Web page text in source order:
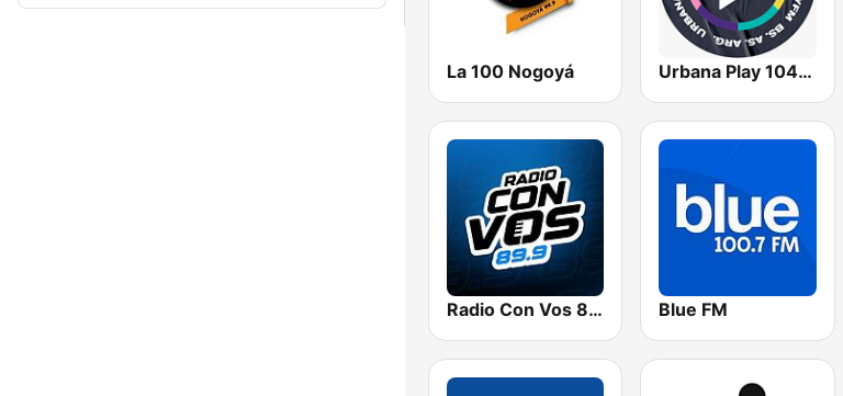
La 100 Nogoyá Urbana Play 104.3 FM
Radio Con Vos 89.9 Blue FM